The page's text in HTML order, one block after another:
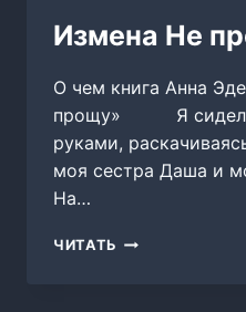
Измена Не
О чем книга Анна
прощу» Я сидела
руками,
моя сестра Даша и
На…
ЧИТАТЬ ИЗМЕНА